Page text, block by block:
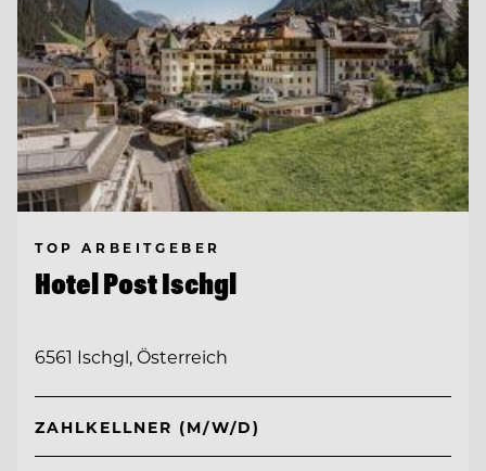
TOP ARBEITGEBER
Hotel Post Ischgl
6561 Ischgl, Österreich
ZAHLKELLNER (M/W/D)